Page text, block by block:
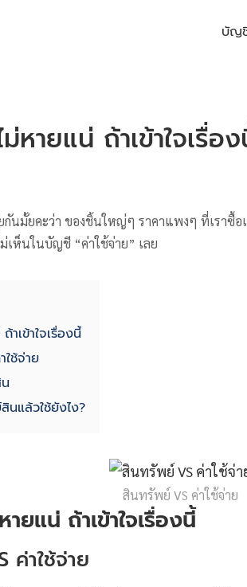
บัญ
หายแน่ ถ้าเข้าใจเรื่อ
กันมั้ยคะว่า ของชิ้นใหญ่ๆ ราคาแพงๆ ที่เราซื้
ม่เห็นในบัญชี “ค่าใช้จ่าย” เลย
าเข้าใจเรื่องนี้
ช้จ่าย
นแล้วใช้ยังไง?
สินทรัพย์ VS ค่าใช้จ่าย
ยแน่ ถ้าเข้าใจเรื่องนี้
ค่าใช้จ่าย